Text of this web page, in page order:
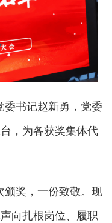
委书记赵新勇，党委
，为各获奖集体代
颁奖，一份致敬。现
向扎根岗位、履职